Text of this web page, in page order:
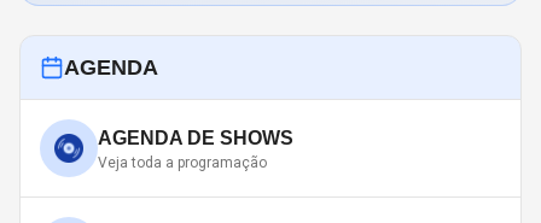
AGENDA
AGENDA DE SHOWS
Veja toda a programação